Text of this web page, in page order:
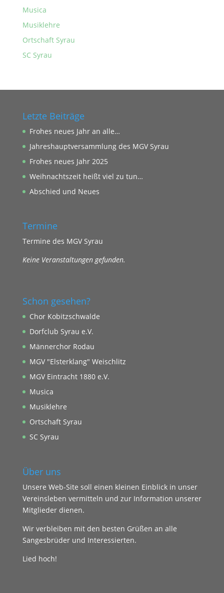
Musica
Musiklehre
Ortschaft Syrau
SC Syrau
Letzte Beiträge
Frohes neues Jahr an alle…
Jahreshauptversammlung des MGV Syrau
Frohes neues Jahr 2025
Weihnachtszeit heißt viel zu tun…
Abschied und Neues
Termine
Termine des MGV Syrau
Keine Veranstaltungen gefunden.
Schon gesehen?
Chor Kobitzschwalde
Dorfclub Syrau e.V.
Männerchor Rodau
MGV "Elsterklang" Weischlitz
MGV Eintracht 1880 e.V.
Musica
Musiklehre
Ortschaft Syrau
SC Syrau
Über uns
Unsere Web-Site soll einen kleinen Einblick in unser
Vereinsleben vermitteln und zur Information unserer
Mitglieder dienen.
Wir verbleiben mit den besten Grüßen an alle
Sangesbrüder und Interessierten.
Lied hoch!